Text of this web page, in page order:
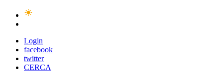
Login
facebook
twitter
CERCA